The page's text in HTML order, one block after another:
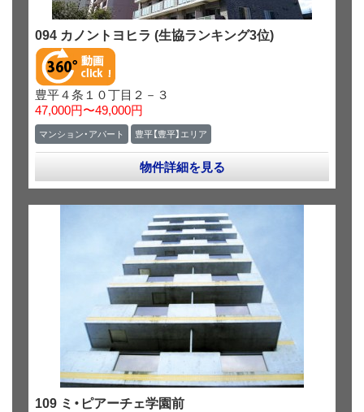
094 カノントヨヒラ (生協ランキング3位)
豊平４条１０丁目２－３
47,000円〜49,000円
マンション・アパート 豊平【豊平】エリア
物件詳細を見る
109 ミ・ピアーチェ学園前